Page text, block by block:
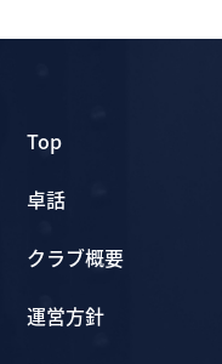
Top
卓話
クラブ概要
運営方針